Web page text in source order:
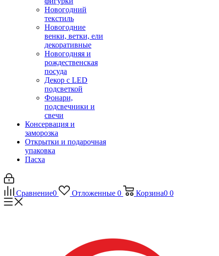
Новогодний
текстиль
Новогодние
венки, ветки, ели
декоративные
Новогодняя и
рождественская
посуда
Декор с LED
подсветкой
Фонари,
подсвечники и
свечи
Консервация и
заморозка
Открытки и подарочная
упаковка
Пасха
Сравнение0 Отложенные 0 Корзина0 0